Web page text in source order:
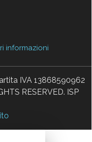
informazioni
IVA 13868590962
RESERVED. ISP